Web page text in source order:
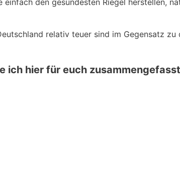
den gesündesten Riegel herstellen,
relativ teuer sind im Gegensatz zu
ich hier für euch